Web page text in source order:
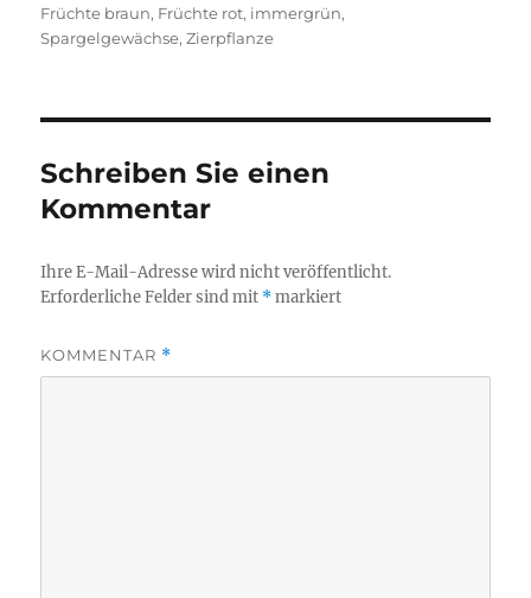
Früchte braun, Früchte rot, immergrün,
Spargelgewächse,Zierpflanze
Schreiben Sie einen
Kommentar
Ihre E-Mail-Adresse wird nicht veröffentlicht.
Erforderliche Felder sind mit *markiert
KOMMENTAR *